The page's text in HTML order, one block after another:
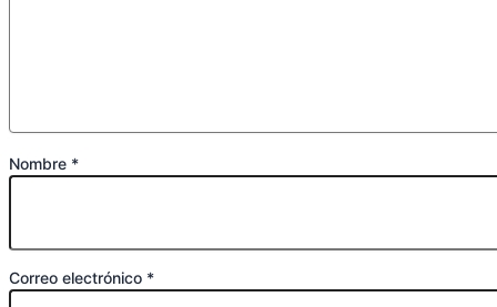
Nombre *
Correo electrónico *